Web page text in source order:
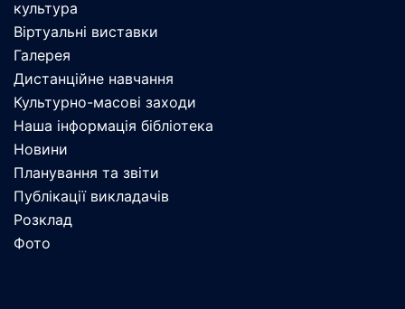
культура
Віртуальні виставки
Галерея
Дистанційне навчання
Культурно-масові заходи
Наша інформація бібліотека
Новини
Планування та звіти
Публікації викладачів
Розклад
Фото